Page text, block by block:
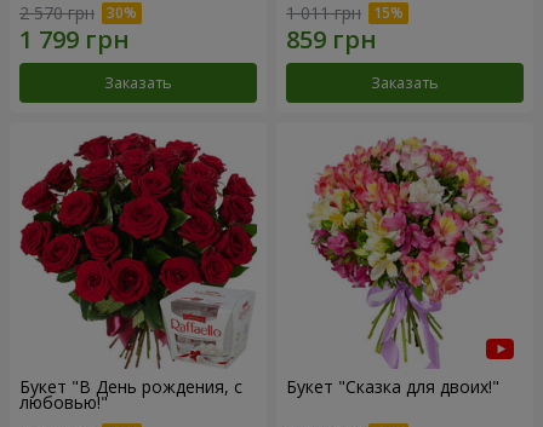
2 570 грн
Заказать
1 011 грн
Заказать
Букет "В День рождения, с
любовью!"
Букет "Сказка для двоих!"